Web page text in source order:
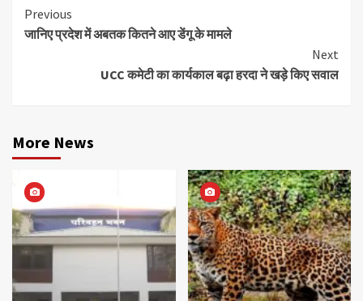
Continue
Reading
Previous
जानिए प्रदेश में अबतक कितने आए डेंगू के मामले
Next
UCC कमेटी का कार्यकाल बढ़ा हरदा ने खड़े किए सवाल
More News